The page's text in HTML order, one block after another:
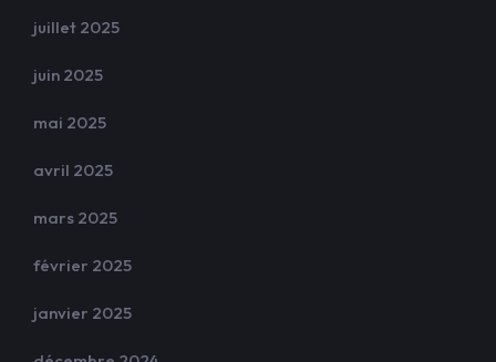
juillet 2025
juin 2025
mai 2025
avril 2025
mars 2025
février 2025
janvier 2025